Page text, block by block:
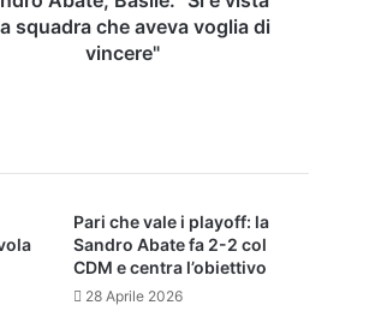
squadra che aveva voglia di
vincere"
Pari che vale i playoff: la
Sandro Abate fa 2-2 col
CDM e centra l’obiettivo
28 Aprile 2026